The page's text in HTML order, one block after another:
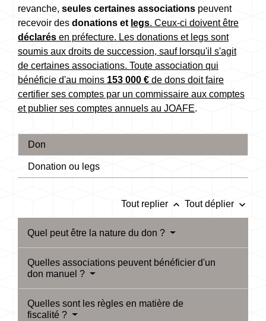
revanche, seules certaines associations peuvent
recevoir des donations et legs. Ceux-ci doivent être
déclarés en préfecture. Les donations et legs sont
soumis aux droits de succession, sauf lorsqu'il s'agit
de certaines associations. Toute association qui
bénéficie d'au moins 153 000 € de dons doit faire
certifier ses comptes par un commissaire aux comptes
et publier ses comptes annuels au JOAFE.
Don
Donation ou legs
Tout replier keyboard_arrow_up Tout déplier keyboard_arrow_down
Quel peut être la nature du don ?
Quelles associations peuvent bénéficier d'un
don manuel ?
Quelles sont les règles en matière de
fiscalité ?